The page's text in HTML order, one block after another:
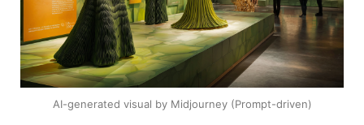
AI-generated visual by Midjourney (Prompt-driven)